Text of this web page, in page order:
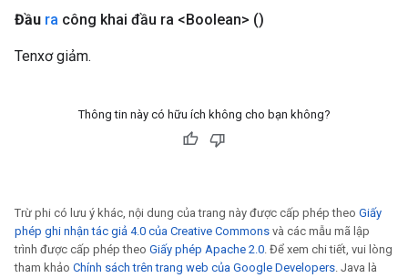
Đầu ra công khai đầu ra <Boolean> ()
Tenxơ giảm.
Thông tin này có hữu ích không cho bạn không?
Trừ phi có lưu ý khác, nội dung của trang này được cấp phép theo Giấy
phép ghi nhận tác giả 4.0 của Creative Commons và các mẫu mã lập
trình được cấp phép theo Giấy phép Apache 2.0. Để xem chi tiết, vui lòng
tham khảo Chính sách trên trang web của Google Developers. Java là